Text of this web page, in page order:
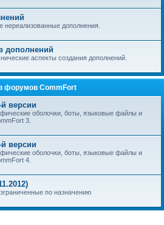
дополнения.
дополнений
аспекты создания дополнений.
форумов CommFort
версии
оболочки, боты, языковые файлы и
3.
версии
оболочки, боты, языковые файлы и
4.
по назначению